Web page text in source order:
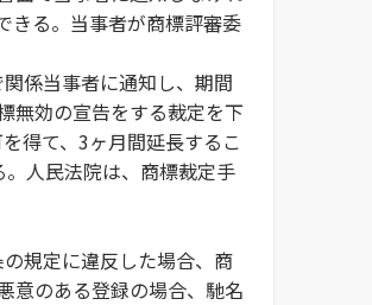
きる。当事者が商標評審委
係当事者に通知し、期間
無効の宣告をする裁定を下
得て、3ヶ月間延長するこ
人民法院は、商標裁定手
規定に違反した場合、商
意のある登録の場合、馳名